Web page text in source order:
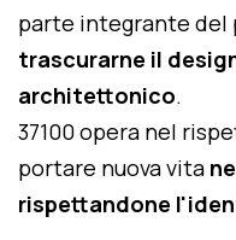
parte integrante del
trascurarne il
architettonico.
37100 opera nel
portare nuova vita
rispettandone